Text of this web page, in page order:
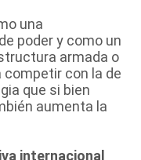
una
poder y como un
armada o
con la de
que si bien
aumenta la
internacional